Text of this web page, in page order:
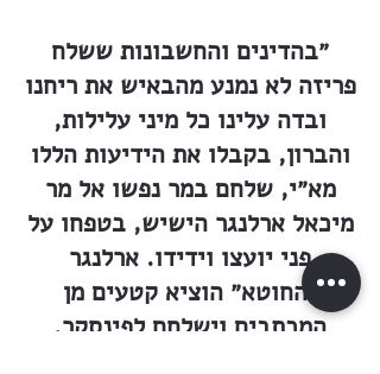
״בהדינים והחשבונות ששלח
פריזה לא נמנע מהבאיש את ריחנו
ובדה עלינו כל מיני עלילות,
והברון, בקבלו את הידיעות הללו
מא״י, שלחם במר נפשו אל מר
מיכאל ארלנגר הישיש, בטפחו על
פני יועצו וידידו. ארלנגר
״החוטא״ הוציא קטעים מן
המכתבים וישלחם לפינסקר,